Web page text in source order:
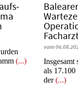
(...)
vom
Insgesamt
als 17.100
der(...)